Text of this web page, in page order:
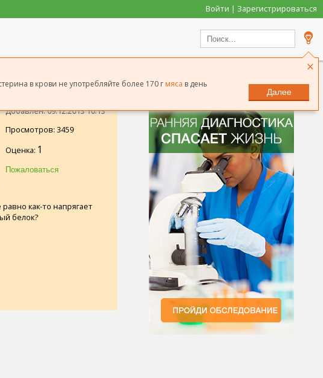
Войти | Зарегистрироваться
×
в крови не употребляйте более 170 г мяса в день
Далее
Добавлен: 09.12.2013 10:13
Просмотров: 3459
Оценка: 1
как-то напрягает
белок?